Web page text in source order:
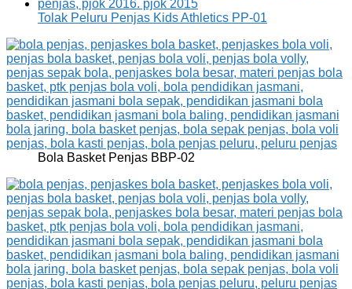
Tolak Peluru Penjas Kids Athletics PP-01
Bola Basket Penjas BBP-02